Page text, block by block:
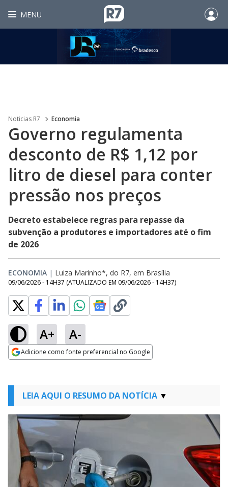
MENU
Noticias R7 Economia
Governo regulamenta
desconto de R$ 1,12 por
litro de diesel para conter
pressão nos preços
Decreto estabelece regras para repasse da
subvenção a produtores e importadores até o fim
de 2026
ECONOMIA | Luiza Marinho*, do R7, em Brasília
09/06/2026 - 14H37 (ATUALIZADO EM 09/06/2026 - 14H37)
A+ A-
Adicione como fonte preferencial no Google
LEIA AQUI O RESUMO DA NOTÍCIA